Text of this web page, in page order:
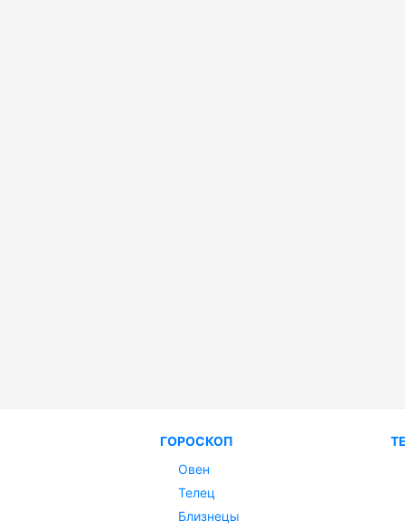
ГОРОСКОП
Овен
Телец
Близнецы